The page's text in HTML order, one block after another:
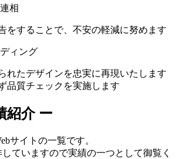
相
をすることで、不安の軽減に努めます
ィング
れたデザインを忠実に再現いたします
品質チェックを実施します
紹介 ー
サイトの一覧です。
ていますので実績の一つとして御覧く